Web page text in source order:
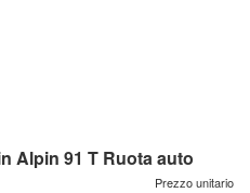
Alpin 91 T Ruota auto
Prezzo unitario